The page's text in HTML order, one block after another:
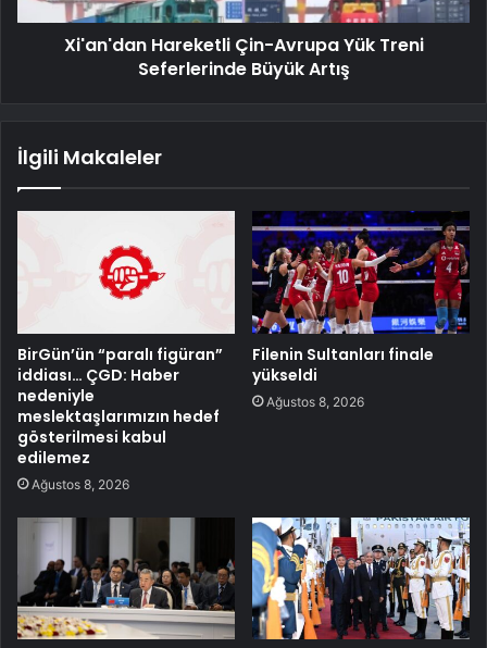
Xi'an'dan Hareketli Çin-Avrupa Yük Treni
Seferlerinde Büyük Artış
İlgili Makaleler
BirGün’ün “paralı figüran”
iddiası… ÇGD: Haber
nedeniyle
meslektaşlarımızın hedef
gösterilmesi kabul
edilemez
Ağustos 8, 2026
Filenin Sultanları finale
yükseldi
Ağustos 8, 2026